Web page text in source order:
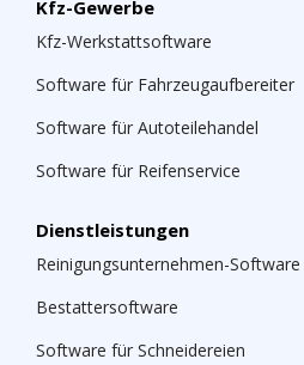
Kfz-Gewerbe
Kfz-Werkstattsoftware
Software für Fahrzeugaufbereiter
Software für Autoteilehandel
Software für Reifenservice
Dienstleistungen
Reinigungsunternehmen-Software
Bestattersoftware
Software für Schneidereien